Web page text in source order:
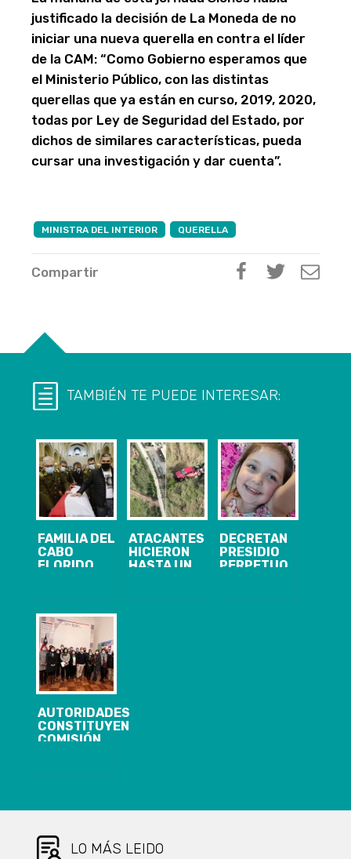
justificado la decisión de La Moneda de no
iniciar una nueva querella en contra el líder
de la CAM: “Como Gobierno esperamos que
el Ministerio Público, con las distintas
querellas que ya están en curso, 2019, 2020,
todas por Ley de Seguridad del Estado, por
dichos de similares características, pueda
cursar una investigación y dar cuenta”.
MINISTRA DEL INTERIOR QUERELLA
Compartir
TAMBIÉN TE PUEDE INTERESAR:
FAMILIA DEL
CABO
FLORIDO
FUNERAL
ATACANTES
HICIERON
HASTA UN
DECRETAN
PRESIDIO
PERPETUO
AUTORIDADES
CONSTITUYEN
COMISIÓN
LO MÁS LEIDO